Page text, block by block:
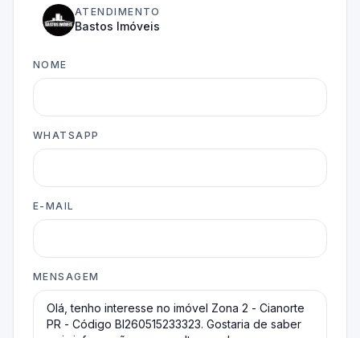
ATENDIMENTO
Bastos Imóveis
NOME
WHATSAPP
E-MAIL
MENSAGEM